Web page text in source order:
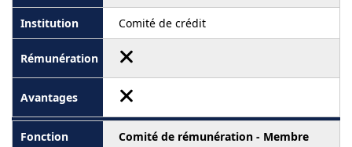
Comité de crédit
Comité de rémunération - Membre